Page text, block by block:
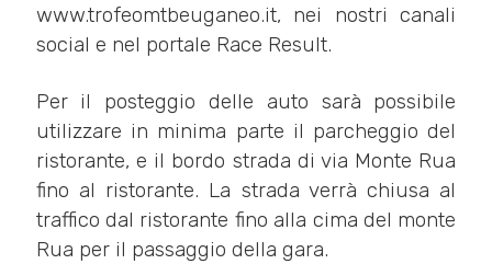
www.trofeomtbeuganeo.it, nei nostri canali
social e nel portale Race Result.
Per il posteggio delle auto sarà possibile
utilizzare in minima parte il parcheggio del
ristorante, e il bordo strada di via Monte Rua
fino al ristorante. La strada verrà chiusa al
traffico dal ristorante fino alla cima del monte
Rua per il passaggio della gara.